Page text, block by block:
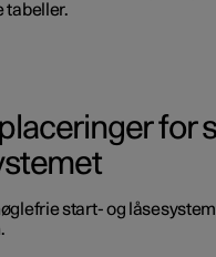
tabeller.
for
start- og